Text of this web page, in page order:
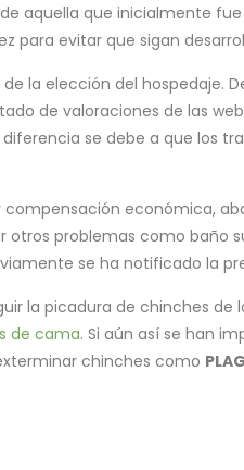
aquella que inicialmente
para evitar que sigan
la elección del hospedaje.
de valoraciones de las
se debe a que los
económica,
problemas como baño
se ha notificado la
la picadura de chinches de
de cama. Si aún así se han
chinches como